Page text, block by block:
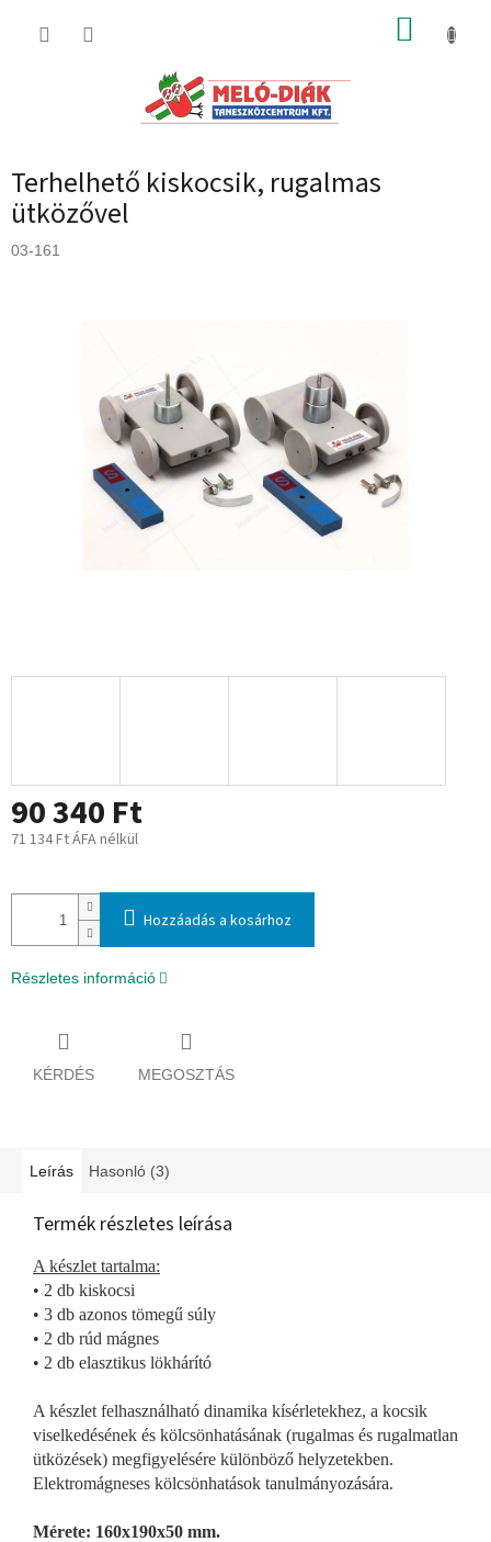
KOSÁR
Terhelhető kiskocsik, rugalmas
ütközővel
03-161
90 340 Ft
71 134 Ft ÁFA nélkül
Hozzáadás a kosárhoz
Részletes információ
KÉRDÉS MEGOSZTÁS
Leírás Hasonló (3)
Termék részletes leírása
A készlet tartalma:
• 2 db kiskocsi
• 3 db azonos tömegű súly
• 2 db rúd mágnes
• 2 db elasztikus lökhárító
A készlet felhasználható dinamika kísérletekhez, a kocsik
viselkedésének és kölcsönhatásának (rugalmas és rugalmatlan
ütközések) megfigyelésére különböző helyzetekben.
Elektromágneses kölcsönhatások tanulmányozására.
Mérete: 160x190x50 mm.